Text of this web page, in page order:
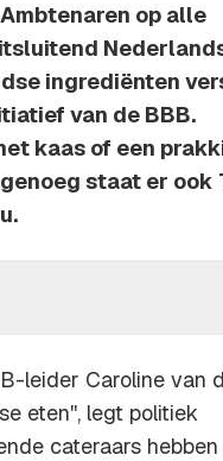
op alle
ingrediënten
van de BBB.
kaas of een
staat er ook
leider Caroline van
eten'', legt politiek
cateraars